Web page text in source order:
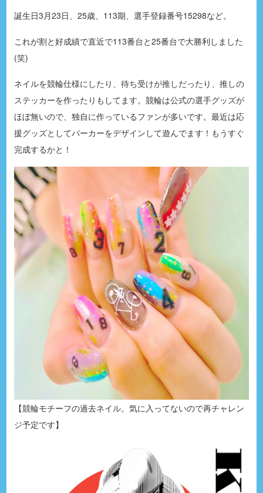
誕生日3月23日、25歳、113期、選手登録番号15298など。
これが割と好成績で直近で113番台と25番台で大勝利しました
(笑)
ネイルを競輪仕様にしたり、待ち受けが推しだったり、推しの
ステッカーを作ったりもしてます。競輪は公式の選手グッズが
ほぼ無いので、独自に作っているファンが多いです。最近は応
援グッズとしてパーカーをデザインして遊んでます！もうすぐ
完成するかと！
【競輪モチーフの過去ネイル。気に入ってないので再チャレン
ジ予定です】